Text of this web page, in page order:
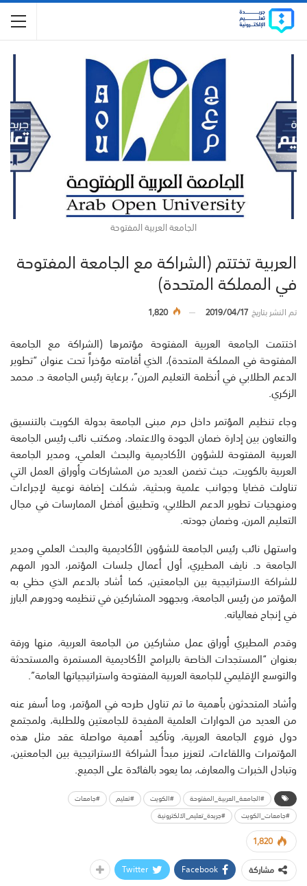
الجامعة العربية المفتوحة
العربية تختتم (الشراكة مع الجامعة المفتوحة
في المملكة المتحدة)
تم النشر بتاريخ2019/04/17
1,820
اختتمت الجامعة العربية المفتوحة مؤتمرها (الشراكة مع الجامعة
المفتوحة في المملكة المتحدة)، الذي أقامته مؤخراً تحت عنوان “تطوير
الدعم الطلابي في أنظمة التعليم المرن”، برعاية رئيس الجامعة د. محمد
الزكري.
وجاء تنظيم المؤتمر داخل حرم مبنى الجامعة بدولة الكويت بالتنسيق
والتعاون بين إدارة ضمان الجودة والاعتماد، ومكتب نائب رئيس الجامعة
العربية المفتوحة للشؤون الأكاديمية والبحث العلمي، ومدير الجامعة
العربية بالكويت، حيث تضمن العديد من المشاركات وأوراق العمل التي
تناولت قضايا وجوانب علمية وبحثية، شكلت إضافة نوعية لإجراءات
ومنهجيات تطوير الدعم الطلابي، وتطبيق أفضل الممارسات في مجال
التعليم المرن، وضمان جودته.
واستهل نائب رئيس الجامعة للشؤون الأكاديمية والبحث العلمي ومدير
الجامعة د. نايف المطيري، أول أعمال جلسات المؤتمر، الدور المهم
للشراكة الاستراتيجية بين الجامعتين، كما أشاد بالدعم الذي حظي به
المؤتمر من رئيس الجامعة، وبجهود المشاركين في تنظيمه ودورهم البارز
في إنجاح فعالياته.
وقدم المطيري أوراق عمل مشاركين من الجامعة العربية، منها ورقة
بعنوان “المستجدات الخاصة بالبرامج الأكاديمية المستمرة والمستحدثة
والتوسع الإقليمي للجامعة العربية المفتوحة واستراتيجياتها العامة”.
وأشاد المتحدثون بأهمية ما تم تناول طرحه في المؤتمر، وما أسفر عنه
من العديد من الحوارات العلمية المفيدة للجامعتين وللطلبة، ولمجتمع
دول فروع الجامعة العربية، وتأكيد أهمية مواصلة عقد مثل هذه
المؤتمرات واللقاءات، لتعزيز مبدأ الشراكة الاستراتيجية بين الجامعتين،
وتبادل الخبرات والمعارف، بما يعود بالفائدة على الجميع.
#الجامعة_العربية_المفتوحة #الكويت #تعليم
#جامعات
#جامعات_الكويت
#جريدة_تعليم_الالكترونية
1,820
مشاركة
Facebook
Twitter